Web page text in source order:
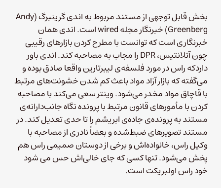
بخش قابل توجهی از مستند مربوط به اندی گرینبرگ (Andy
Greenberg) خبرنگار مجله wired است. اندی همان
خبرنگاری است که توانست با مطرح کردن بازارهای رقیبی
چون آتلانتیس، DPR را مجاب به مصاحبه کند. اندی باور
داردکه راس در مورد فلسفه‌ی لیبرتارین واقعا صادق بوده و
می‌گفته که بازار آزاد مواد باعث کم شدن خشونت‌های مرتبط
با قاچاق مواد مخدر می‌شود. وینتر سعی می‌کند با مصاحبه
کردن با مأمورهای قانون مرتبط با پرونده نگاه جانب‌دارانه‌ی
مستند به پرونده‌ی جاده‌ی ابریشم را تا حدی تعدیل کند. در
مستند تصویرهای ضبط‌شده و بعضاً نادری از مصاحبه با
وکیل راس، خانواده‌اش و برخی از دوستان صمیمی راس هم
پخش می‌شود. تنها کسی که جای خالی‌اش حس می شود
خود راس اولبریکت است.